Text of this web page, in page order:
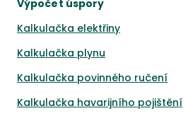
Výpočet úspory
Kalkulačka elektřiny
Kalkulačka plynu
Kalkulačka povinného ručení
Kalkulačka havarijního pojištění